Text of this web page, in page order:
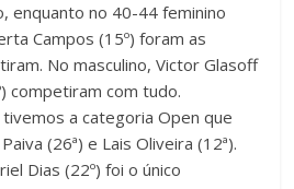
enquanto no 40-44 feminino
Campos (15º) foram as
No masculino, Victor Glasoff
competiram com tudo.
a categoria Open que
(26ª) e Lais Oliveira (12ª).
Dias (22º) foi o único